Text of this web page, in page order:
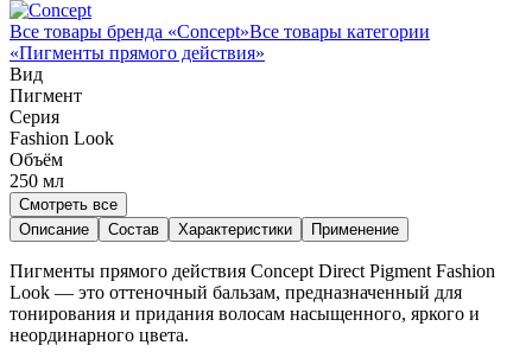
Все товары бренда «Concept»Все товары категории
«Пигменты прямого действия»
Вид
Пигмент
Серия
Fashion Look
Объём
250 мл
Смотреть все
Описание
Состав Характеристики Применение
Пигменты прямого действия Concept Direct Pigment Fashion
Look — это оттеночный бальзам, предназначенный для
тонирования и придания волосам насыщенного, яркого и
неординарного цвета.